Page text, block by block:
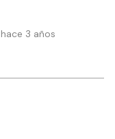
3 años